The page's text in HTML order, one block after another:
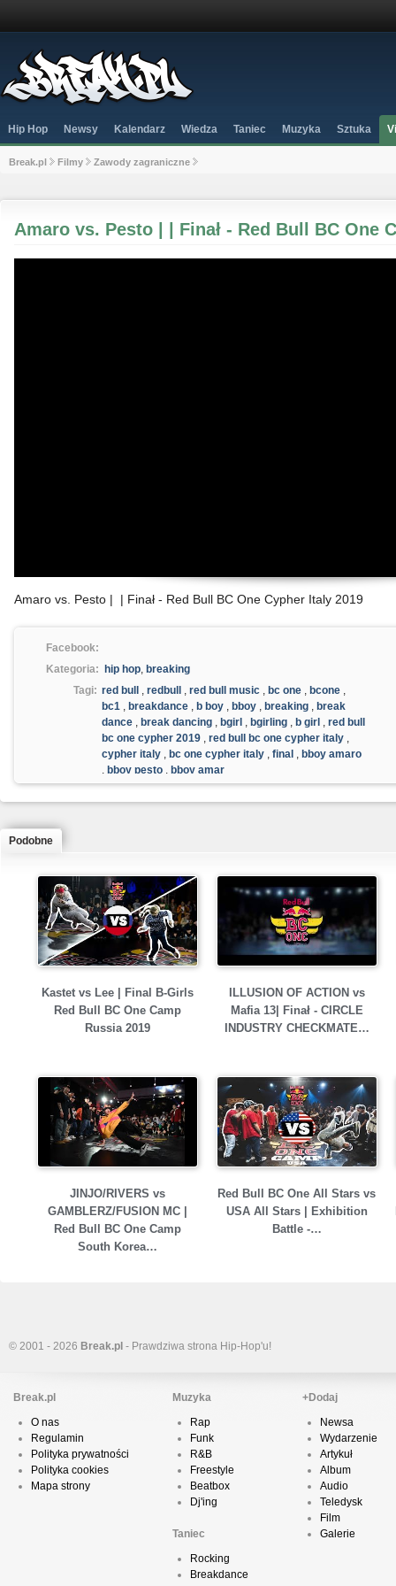
Hip Hop Newsy Kalendarz Wiedza Taniec Muzyka Sztuka
Break.pl Filmy Zawody zagraniczne
Amaro vs. Pesto | | Finał - Red Bull BC One
Amaro vs. Pesto | | Finał - Red Bull BC One Cypher Italy 2019
Facebook:
Kategoria:
hip hop, breaking
Tagi: red bull , redbull , red bull music , bc one , bcone ,
bc1 , breakdance , b boy , bboy , breaking , break
dance , break dancing , bgirl , bgirling , b girl , red bull
bc one cypher 2019 , red bull bc one cypher italy ,
cypher italy , bc one cypher italy , final , bboy amaro
, bboy pesto , bboy amar
Podobne
Kastet vs Lee | Final B-Girls
Red Bull BC One Camp
Russia 2019
ILLUSION OF ACTION vs
Mafia 13| Finał - CIRCLE
INDUSTRY CHECKMATE…
JINJO/RIVERS vs
GAMBLERZ/FUSION MC |
Red Bull BC One Camp
South Korea…
Red Bull BC One All Stars vs
USA All Stars | Exhibition
Battle -…
© 2001 - 2026 Break.pl - Prawdziwa strona Hip-Hop'u!
Break.pl
O nas
Regulamin
Polityka prywatności
Polityka cookies
Mapa strony
Muzyka
Rap
Funk
R&B
Freestyle
Beatbox
Dj'ing
Taniec
Rocking
Breakdance
+Dodaj
Newsa
Wydarzenie
Artykuł
Album
Audio
Teledysk
Film
Galerie